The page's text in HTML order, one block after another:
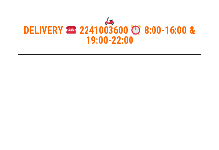
DELIVERY 2241003600
8:00-16:00 &
19:00-22:00